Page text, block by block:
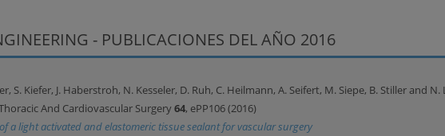
- PUBLICACIONES DEL AÑO 2016
S. Kiefer, J. Haberstroh, N. Kesseler, D. Ruh, C. Heilmann, A. Seifert, M. Siepe, B. Stiller and N.
And Cardiovascular Surgery64, ePP106 (2016)
a light activated and elastomeric tissue sealant for vascular surgery